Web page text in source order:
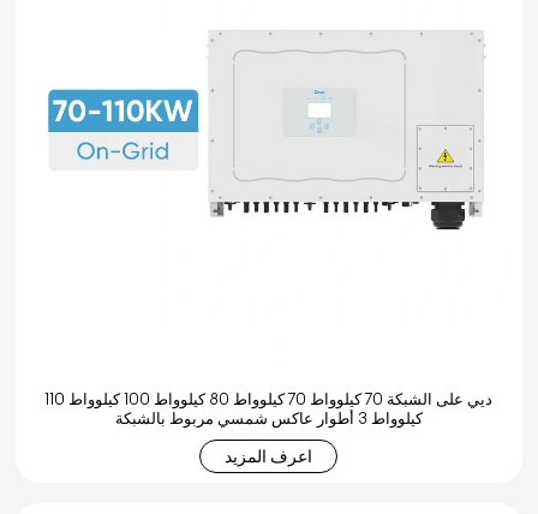
ديي على الشبكة 70 كيلوواط 70 كيلوواط 80 كيلوواط 100 كيلوواط 110
كيلوواط 3 أطوار عاكس شمسي مربوط بالشبكة
اعرف المزيد